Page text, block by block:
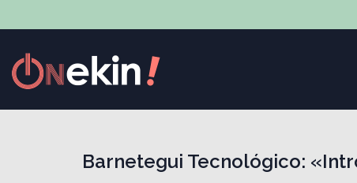
Barnetegui Tecnológico: